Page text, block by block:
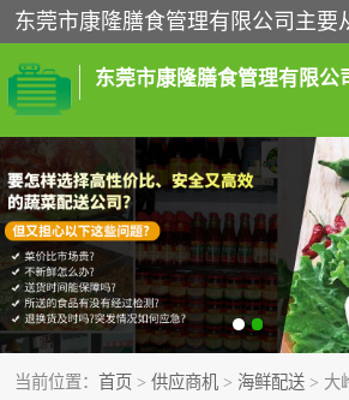
东莞市康隆膳食管理有限公
当前位置： 首页 > 供应商机 > 海鲜配送 > 大
食堂承包 蔬菜
粮油配送 鲜肉
海鲜配送 食材
调料配送 企业